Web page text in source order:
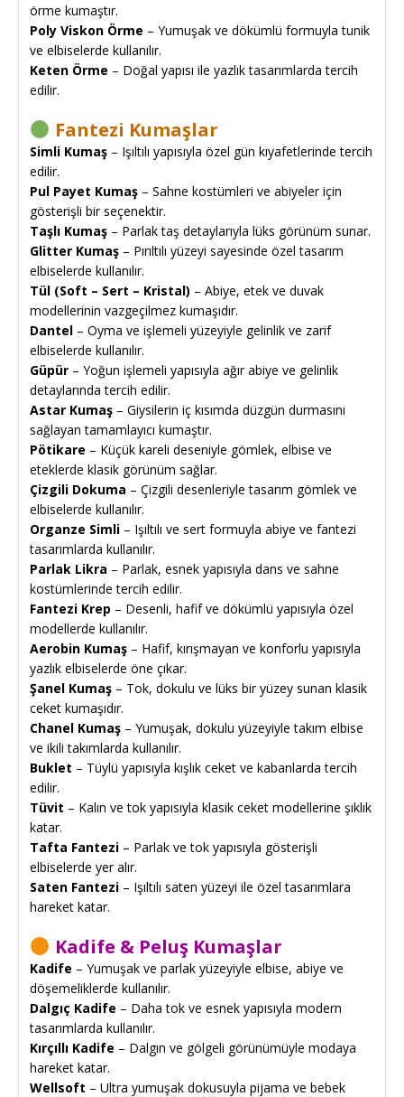
örme kumaştır.
Poly Viskon Örme – Yumuşak ve dökümlü formuyla tunik
ve elbiselerde kullanılır.
Keten Örme – Doğal yapısı ile yazlık tasarımlarda tercih
edilir.
Fantezi Kumaşlar
Simli Kumaş – Işıltılı yapısıyla özel gün kıyafetlerinde tercih
edilir.
Pul Payet Kumaş – Sahne kostümleri ve abiyeler için
gösterişli bir seçenektir.
Taşlı Kumaş – Parlak taş detaylarıyla lüks görünüm sunar.
Glitter Kumaş – Pırıltılı yüzeyi sayesinde özel tasarım
elbiselerde kullanılır.
Tül (Soft – Sert – Kristal) – Abiye, etek ve duvak
modellerinin vazgeçilmez kumaşıdır.
Dantel – Oyma ve işlemeli yüzeyiyle gelinlik ve zarif
elbiselerde kullanılır.
Güpür – Yoğun işlemeli yapısıyla ağır abiye ve gelinlik
detaylarında tercih edilir.
Astar Kumaş – Giysilerin iç kısımda düzgün durmasını
sağlayan tamamlayıcı kumaştır.
Pötikare – Küçük kareli deseniyle gömlek, elbise ve
eteklerde klasik görünüm sağlar.
Çizgili Dokuma – Çizgili desenleriyle tasarım gömlek ve
elbiselerde kullanılır.
Organze Simli – Işıltılı ve sert formuyla abiye ve fantezi
tasarımlarda kullanılır.
Parlak Likra – Parlak, esnek yapısıyla dans ve sahne
kostümlerinde tercih edilir.
Fantezi Krep – Desenli, hafif ve dökümlü yapısıyla özel
modellerde kullanılır.
Aerobin Kumaş – Hafif, kırışmayan ve konforlu yapısıyla
yazlık elbiselerde öne çıkar.
Şanel Kumaş – Tok, dokulu ve lüks bir yüzey sunan klasik
ceket kumaşıdır.
Chanel Kumaş – Yumuşak, dokulu yüzeyiyle takım elbise
ve ikili takımlarda kullanılır.
Buklet – Tüylü yapısıyla kışlık ceket ve kabanlarda tercih
edilir.
Tüvit – Kalın ve tok yapısıyla klasik ceket modellerine şıklık
katar.
Tafta Fantezi – Parlak ve tok yapısıyla gösterişli
elbiselerde yer alır.
Saten Fantezi – Işıltılı saten yüzeyi ile özel tasarımlara
hareket katar.
Kadife & Peluş Kumaşlar
Kadife – Yumuşak ve parlak yüzeyiyle elbise, abiye ve
döşemeliklerde kullanılır.
Dalgıç Kadife – Daha tok ve esnek yapısıyla modern
tasarımlarda kullanılır.
Kırçıllı Kadife – Dalgın ve gölgeli görünümüyle modaya
hareket katar.
Wellsoft – Ultra yumuşak dokusuyla pijama ve bebek